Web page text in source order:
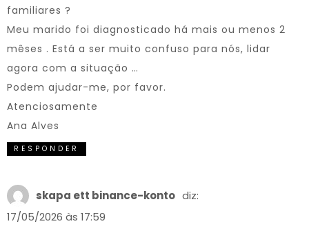
familiares ?
Meu marido foi diagnosticado há mais ou menos 2
mêses . Está a ser muito confuso para nós, lidar
agora com a situação …
Podem ajudar-me, por favor.
Atenciosamente
Ana Alves
RESPONDER
skapa ett binance-konto diz:
17/05/2026 às 17:59